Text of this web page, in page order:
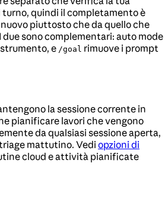
quindi il completamento è
piuttosto che da quello che
due sono complementari: auto mode
e /goal rimuove i prompt
la sessione corrente in
pianificare lavori che vengono
da qualsiasi sessione aperta,
mattutino. Vedi opzioni di
cloud e attività pianificate